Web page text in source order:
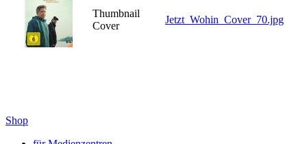
Thumbnail
Cover
Jetzt_Wohin_Cover_70.jpg
Shop